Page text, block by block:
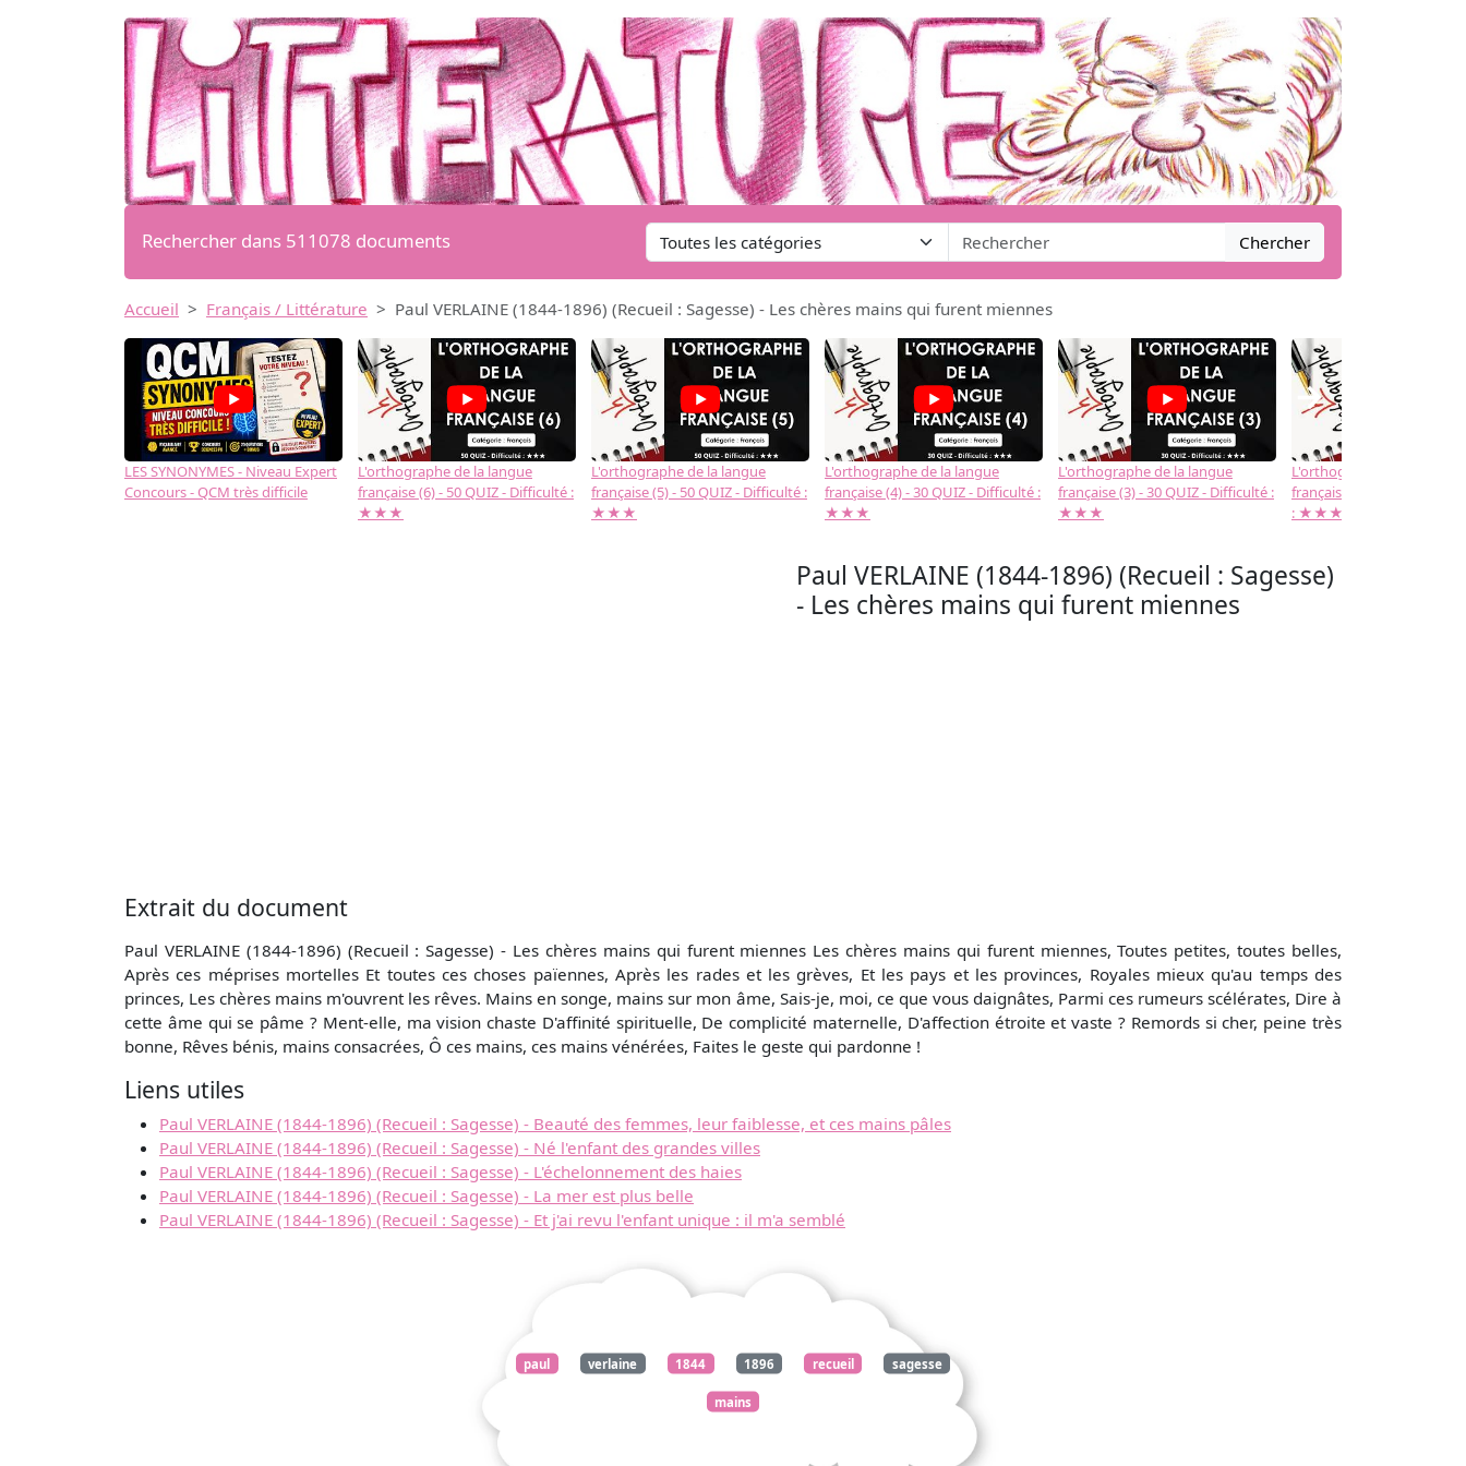
Rechercher dans 511078 documents Chercher
Accueil Français / Littérature Paul VERLAINE (1844-1896) (Recueil : Sagesse) - Les chères mains qui furent miennes
LES SYNONYMES - Niveau Expert
Concours - QCM très difficile
L'orthographe de la langue
française (6) - 50 QUIZ - Difficulté :
★★★
L'orthographe de la langue
française (5) - 50 QUIZ - Difficulté :
★★★
L'orthographe de la langue
française (4) - 30 QUIZ - Difficulté :
★★★
L'orthographe de la langue
française (3) - 30 QUIZ - Difficulté :
★★★
L'orthographe de la langue
française (2) -( 20 QUIZ -
: ★★★
→
Paul VERLAINE (1844-1896) (Recueil : Sagesse)
- Les chères mains qui furent miennes
Extrait du document
Paul VERLAINE (1844-1896) (Recueil : Sagesse) - Les chères mains qui furent miennes Les chères mains qui furent miennes, Toutes petites, toutes belles,
Après ces méprises mortelles Et toutes ces choses païennes, Après les rades et les grèves, Et les pays et les provinces, Royales mieux qu'au temps des
princes, Les chères mains m'ouvrent les rêves. Mains en songe, mains sur mon âme, Sais-je, moi, ce que vous daignâtes, Parmi ces rumeurs scélérates, Dire à
cette âme qui se pâme ? Ment-elle, ma vision chaste D'affinité spirituelle, De complicité maternelle, D'affection étroite et vaste ? Remords si cher, peine très
bonne, Rêves bénis, mains consacrées, Ô ces mains, ces mains vénérées, Faites le geste qui pardonne !
Liens utiles
Paul VERLAINE (1844-1896) (Recueil : Sagesse) - Beauté des femmes, leur faiblesse, et ces mains pâles
Paul VERLAINE (1844-1896) (Recueil : Sagesse) - Né l'enfant des grandes villes
Paul VERLAINE (1844-1896) (Recueil : Sagesse) - L'échelonnement des haies
Paul VERLAINE (1844-1896) (Recueil : Sagesse) - La mer est plus belle
Paul VERLAINE (1844-1896) (Recueil : Sagesse) - Et j'ai revu l'enfant unique : il m'a semblé
paul verlaine 1844 1896 recueil sagesse
mains